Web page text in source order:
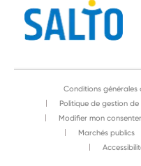
Conditions générales
Politique de gestion de
Modifier mon
Marchés publics